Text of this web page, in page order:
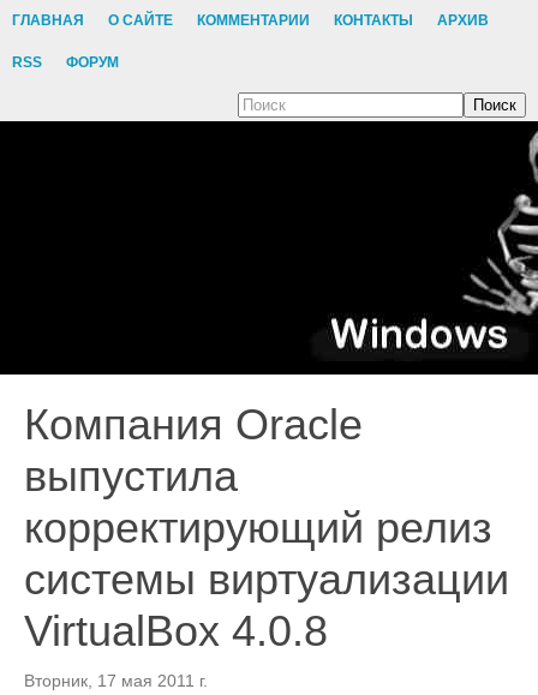
ГЛАВНАЯ О САЙТЕ КОММЕНТАРИИ КОНТАКТЫ АРХИВ
RSS ФОРУМ
Поиск
Компания Oracle
выпустила
корректирующий релиз
системы виртуализации
VirtualBox 4.0.8
Вторник, 17 мая 2011 г.